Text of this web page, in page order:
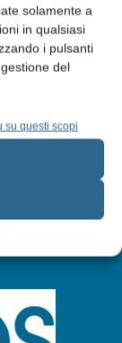
solamente a
in qualsiasi
i pulsanti
del
su questi scopi